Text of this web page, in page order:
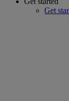
Get